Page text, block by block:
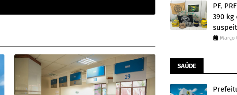
PF,
390
Março
SAÚDE